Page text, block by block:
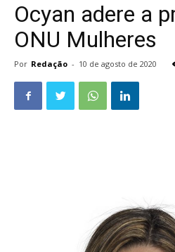
Ocyan adere a
ONU Mulheres
Por Redação - 10 de agosto de 2020